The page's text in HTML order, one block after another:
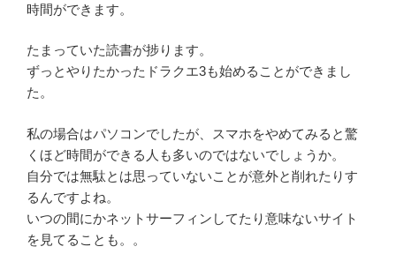
時間ができます。
たまっていた読書が捗ります。
ずっとやりたかったドラクエ3も始めることができまし
た。
私の場合はパソコンでしたが、スマホをやめてみると驚
くほど時間ができる人も多いのではないでしょうか。
自分では無駄とは思っていないことが意外と削れたりす
るんですよね。
いつの間にかネットサーフィンしてたり意味ないサイト
を見てることも。。